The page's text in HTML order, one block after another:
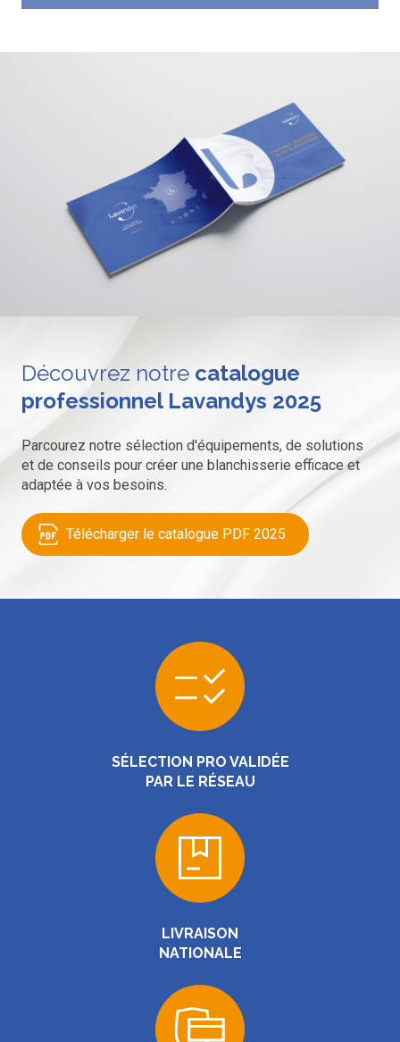
Découvrez notre catalogue
professionnel Lavandys 2025
Parcourez notre sélection d'équipements, de solutions
et de conseils pour créer une blanchisserie efficace et
adaptée à vos besoins.
Télécharger le catalogue PDF 2025
SÉLECTION PRO VALIDÉE
PAR LE RÉSEAU
LIVRAISON
NATIONALE